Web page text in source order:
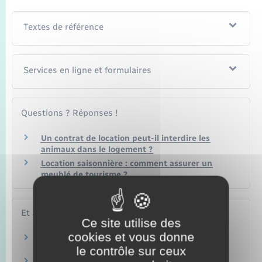
Textes de référence
Services en ligne et formulaires
Questions ? Réponses !
Un contrat de location peut-il interdire les
animaux dans le logement ?
Location saisonnière : comment assurer un
meublé de tourisme ?
Et aussi
Aides aux vacances
Loisirs – Sports – Culture
Ce site utilise des
cookies et vous donne
le contrôle sur ceux